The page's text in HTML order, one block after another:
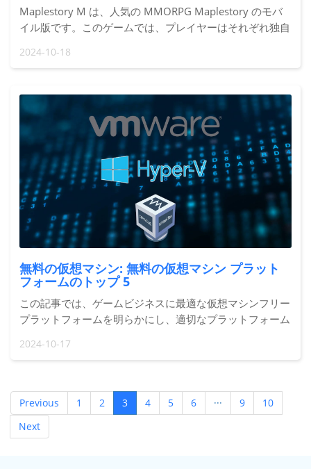
Maplestory M は、人気の MMORPG Maplestory のモバ
イル版です。このゲームでは、プレイヤーはそれぞれ独自
できます。
2024-10-18
無料の仮想マシン: 無料の仮想マシン プラット
フォームのトップ 5
この記事では、ゲームビジネスに最適な仮想マシンフリー
プラットフォームを明らかにし、適切なプラットフォーム
を節約するヒーローである Redfinger を紹介します。
2024-10-17
Previous 1 2 3 4 5 6 ··· 9
10
Next